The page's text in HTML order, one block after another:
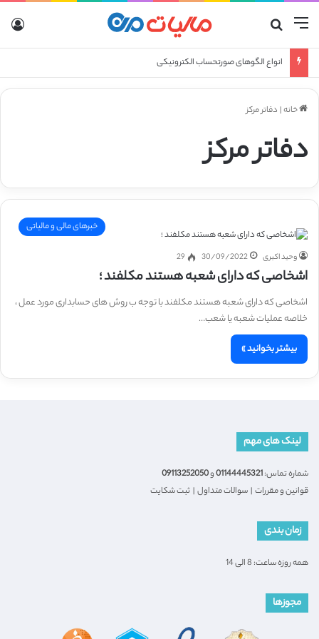
منو
انواع الگوهای صورتحساب الکترونیکی
خانه| دفاتر مرکز
دفاتر مرکز
خبرهای مالی و مالیاتی
وحید اکبری 30/09/2022
29
اشخاصی که دارای شعبه هستند مکلفند ؛
اشخاصی که دارای شعبه هستند مکلفند با توجه ب روش های حسابداری مورد عمل ،
خلاصه عملیات شعبه یا شعب…
بیشتر بخوانید »
لینک های مهم
شماره تماس:01144445321و09113252050
قوانین و مقررات | سوالات متداول | ثبت شکایت
زمان بندی
همه روزه ساعت: 8 الی 14
مجوزها